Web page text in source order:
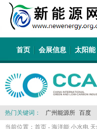
首页 会展信息 太阳能
热门关键词： 广州能源所 百度
当前位置： 首页 - 海洋能 小水电